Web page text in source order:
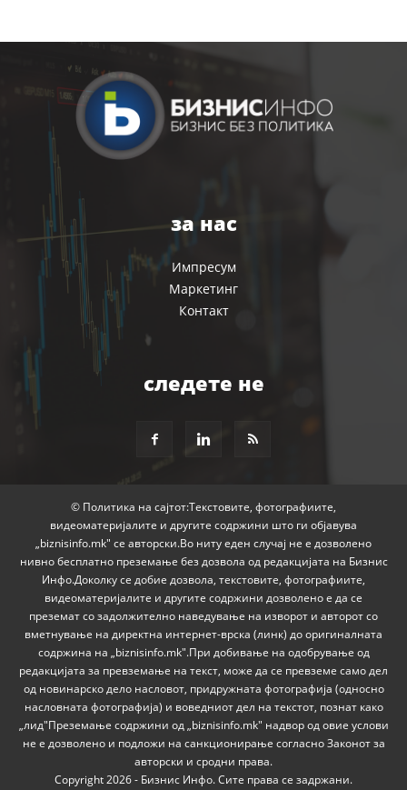
за нас
Импресум
Маркетинг
Контакт
следете не
© Политика на сајтот:Текстовите, фотографиите,
видеоматеријалите и другите содржини што ги објавува
„biznisinfo.mk" се авторски.Во ниту еден случај не е дозволено
нивно бесплатно преземање без дозвола од редакцијата на Бизнис
Инфо.Доколку се добие дозвола, текстовите, фотографиите,
видеоматеријалите и другите содржини дозволено е да се
преземат со задолжително наведување на изворот и авторот со
вметнување на директна интернет-врска (линк) до оригиналната
содржина на „biznisinfo.mk".При добивање на одобрување од
редакцијата за превземање на текст, може да се превземе само дел
од новинарско дело насловот, придружната фотографија (односно
насловната фотографија) и воведниот дел на текстот, познат како
„лид"Преземање содржини од „biznisinfo.mk" надвор од овие услови
не е дозволено и подложи на санкционирање согласно Законот за
авторски и сродни права.
Copyright 2026 - Бизнис Инфо. Сите права се задржани.